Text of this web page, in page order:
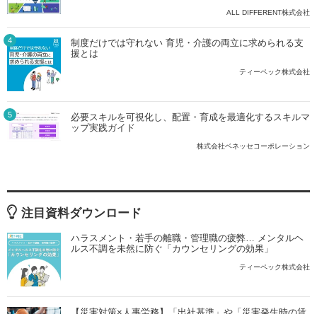
ALL DIFFERENT株式会社
4
制度だけでは守れない 育児・介護の両立に求められる支
援とは
ティーペック株式会社
5
必要スキルを可視化し、配置・育成を最適化するスキルマ
ップ実践ガイド
株式会社ベネッセコーポレーション
注目資料ダウンロード
ハラスメント・若手の離職・管理職の疲弊… メンタルヘ
ルス不調を未然に防ぐ「カウンセリングの効果」
ティーペック株式会社